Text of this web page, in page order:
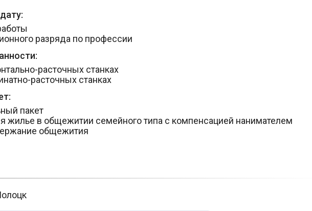
разряда по профессии
расточных станках
расточных станках
пакет
жилье в общежитии семейного типа с компенсацией нанимателем
общежития